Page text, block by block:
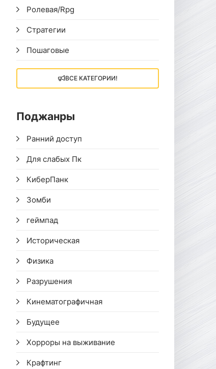
Ролевая/Rpg
Стратегии
Пошаговые
ВСЕ КАТЕГОРИИ!
Поджанры
Ранний доступ
Для слабых Пк
КиберПанк
Зомби
геймпад
Историческая
Физика
Разрушения
Кинематографичная
Будущее
Хорроры на выживание
Крафтинг